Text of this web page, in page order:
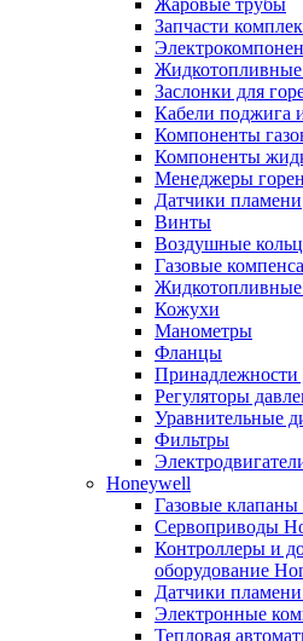
Жаровые трубы
Запчасти
Заслонки для
Кабели поджига
Компоненты
Компоненты
Менеджеры
Датчики пламени
Винты
Воздушные
Газовые
Кожухи
Манометры
Фланцы
Принадлежности
Регуляторы
Уравнительные
Фильтры
Honeywell
Газовые
Сервоприводы
Контроллеры и
оборудование
Датчики
Электронные
Тепловая